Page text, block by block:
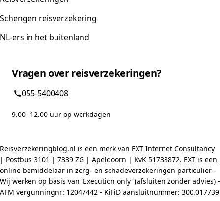
Schengen reisverzekering
NL-ers in het buitenland
Vragen over reisverzekeringen?
055-5400408
9.00 -12.00 uur op werkdagen
Reisverzekeringblog.nl is een merk van EXT Internet Consultancy
| Postbus 3101 | 7339 ZG | Apeldoorn | KvK 51738872. EXT is een
online bemiddelaar in zorg- en schadeverzekeringen particulier -
Wij werken op basis van 'Execution only' (afsluiten zonder advies) -
AFM vergunningnr: 12047442 - KiFiD aansluitnummer: 300.017739